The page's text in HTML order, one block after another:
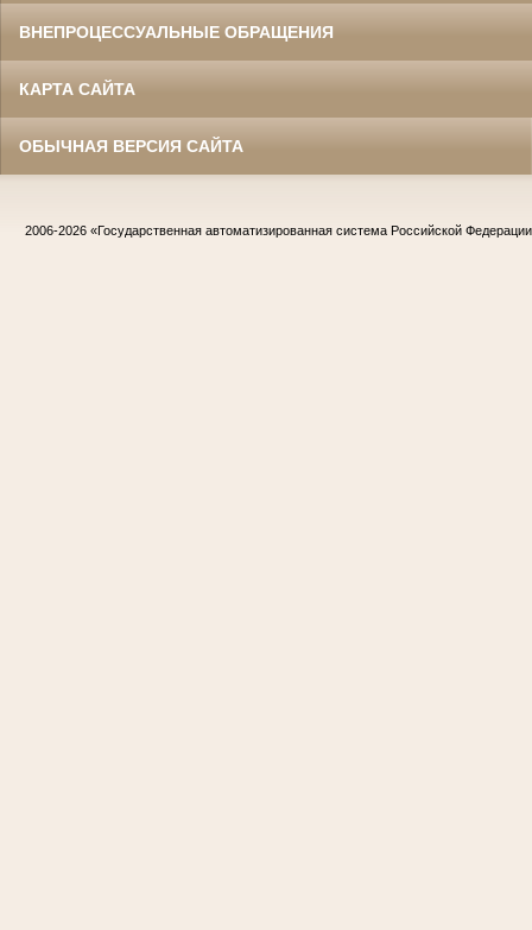
ВНЕПРОЦЕССУАЛЬНЫЕ ОБРАЩЕНИЯ
КАРТА САЙТА
ОБЫЧНАЯ ВЕРСИЯ САЙТА
2006-2026 «Государственная автоматизированная система Российской